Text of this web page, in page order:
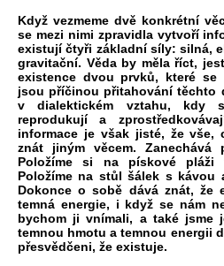
Když vezmeme dvě konkrétní
se mezi nimi zpravidla vytvoří
existují čtyři základní síly: silná,
gravitační. Věda by měla říct,
existence dvou prvků, které se
jsou příčinou přitahování těchto
v dialektickém vztahu, kdy
reprodukují a
informace je však jisté, že vše,
znát jiným věcem.
Položíme si na pískové pláži
Položíme na stůl šálek s kávou
Dokonce o sobě dává znát, že
temná energie, i když se nám
bychom ji vnímali, a také jsme
temnou hmotu a temnou energii
přesvědčeni, že existuje.